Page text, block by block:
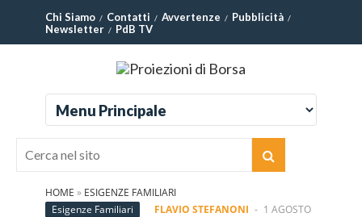
Chi Siamo Contatti Avvertenze
Pubblicità
Newsletter
PdB TV
HOME » ESIGENZE FAMILIARI
Esigenze Familiari
FLAVIO STEFANONI - 1 AGOSTO